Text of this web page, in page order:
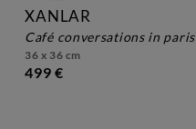
XANLAR
café conversations in paris
36 x 36 cm
499 €